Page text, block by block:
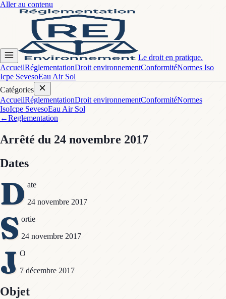
Aller au contenu
Le droit en pratique.
AccueilRéglementationDroit environnementConformitéNormes Iso
Icpe SevesoEau Air Sol
Catégories
AccueilRéglementationDroit environnementConformitéNormes
IsoIcpe SevesoEau Air Sol
←Reglementation
Arrêté du 24 novembre 2017
Dates
D ate
24 novembre 2017
S ortie
24 novembre 2017
J O
7 décembre 2017
Objet